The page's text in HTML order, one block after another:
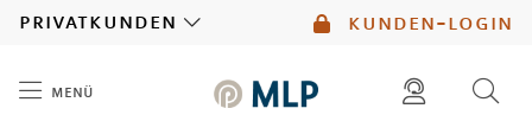
kunden-login
privatkunden
menü